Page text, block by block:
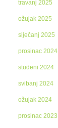
travanj 2025
ožujak 2025
siječanj 2025
prosinac 2024
studeni 2024
svibanj 2024
ožujak 2024
prosinac 2023